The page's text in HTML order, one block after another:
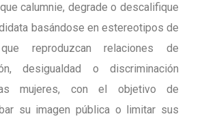
calumnie, degrade o descalifique
basándose en estereotipos de
reproduzcan relaciones de
desigualdad o discriminación
mujeres, con el objetivo de
su imagen pública o limitar sus